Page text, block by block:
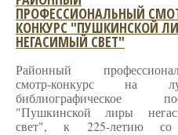
ПРОФЕССИОНАЛЬНЫЙ
КОНКУРС "ПУШКИНСКОЙ
НЕГАСИМЫЙ СВЕТ"
Районный
смотр-конкурс на
библиографическое
"Пушкинской лиры
свет", к 225-летию